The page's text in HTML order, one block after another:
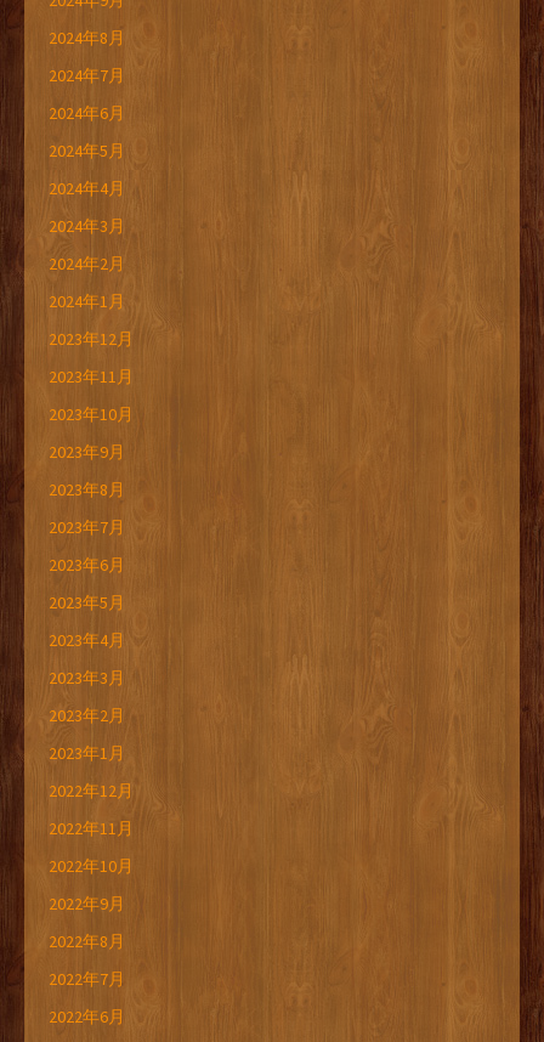
2024年8月
2024年7月
2024年6月
2024年5月
2024年4月
2024年3月
2024年2月
2024年1月
2023年12月
2023年11月
2023年10月
2023年9月
2023年8月
2023年7月
2023年6月
2023年5月
2023年4月
2023年3月
2023年2月
2023年1月
2022年12月
2022年11月
2022年10月
2022年9月
2022年8月
2022年7月
2022年6月